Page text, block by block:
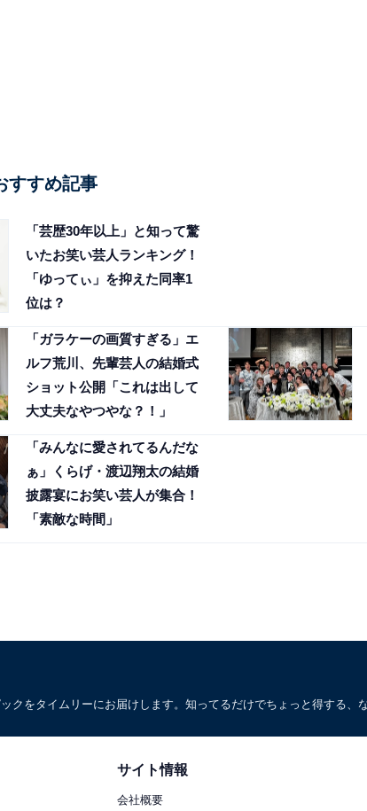
すすめ記事
「芸歴30年以上」と知って驚
いたお笑い芸人ランキング！
「ゆってぃ」を抑えた同率1
位は？
「ガラケーの画質すぎる」エ
ルフ荒川、先輩芸人の結婚式
ショット公開「これは出して
大丈夫なやつやな？！」
「みんなに愛されてるんだな
ぁ」くらげ・渡辺翔太の結婚
披露宴にお笑い芸人が集合！
「素敵な時間」
クをタイムリーにお届けします。知ってるだけでちょっと得する
サイト情報
会社概要